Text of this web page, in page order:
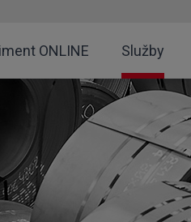
ONLINE Služby